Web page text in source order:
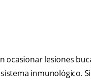
ocasionar lesiones
inmunológico.